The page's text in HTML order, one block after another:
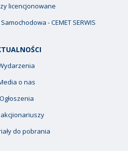
licencjonowane
- CEMET SERWIS
o nas
Ogłoszenia
do pobrania